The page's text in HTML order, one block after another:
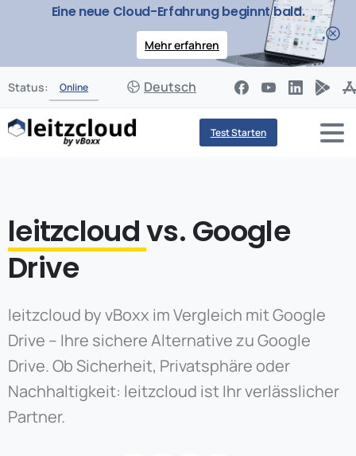
Eine neue Cloud-Erfahrung beginnt bald.
Mehr erfahren
Status: Online Deutsch
Test Starten
leitzcloudvs.Google
Drive
leitzcloud by vBoxx im Vergleich mit Google
Drive – Ihre sichere Alternative zu Google
Drive. Ob Sicherheit, Privatsphäre oder
Nachhaltigkeit: leitzcloud ist Ihr verlässlicher
Partner.